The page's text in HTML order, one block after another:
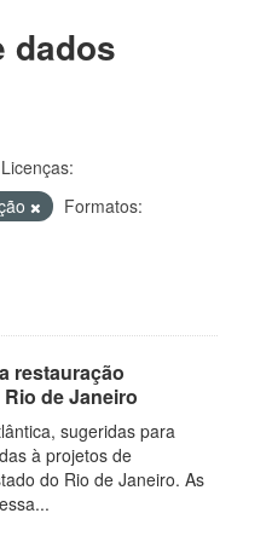
dados
Licenças:
Formatos:
restauração
de Janeiro
sugeridas para
à projetos de
do Rio de Janeiro. As